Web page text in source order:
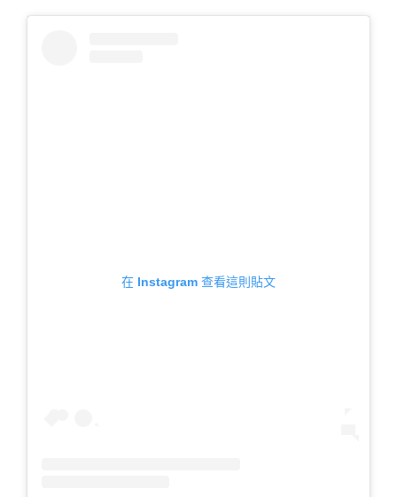
在 Instagram 查看這則貼文